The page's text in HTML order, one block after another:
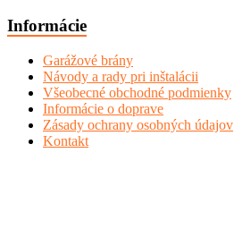
Informácie
Garážové brány
Návody a rady pri inštalácii
Všeobecné obchodné podmienky
Informácie o doprave
Zásady ochrany osobných údajov
Kontakt